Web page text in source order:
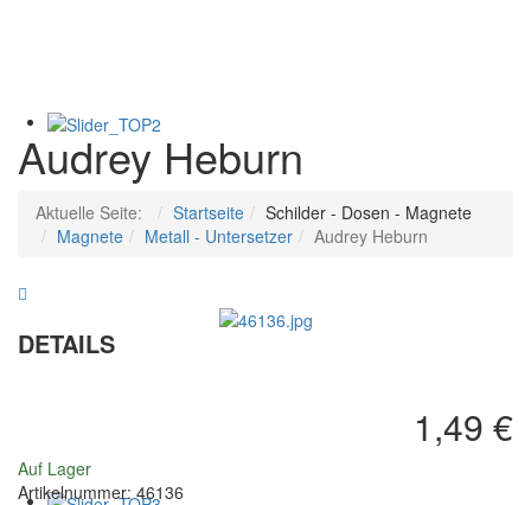
Audrey Heburn
Aktuelle Seite: Startseite
Schilder - Dosen - Magnete
Magnete
Metall - Untersetzer Audrey Heburn
-
DETAILS
1,49 €
Auf Lager
Artikelnummer: 46136